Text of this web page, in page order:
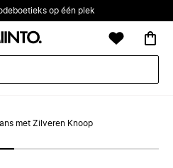
op één plek
met Zilveren Knoop